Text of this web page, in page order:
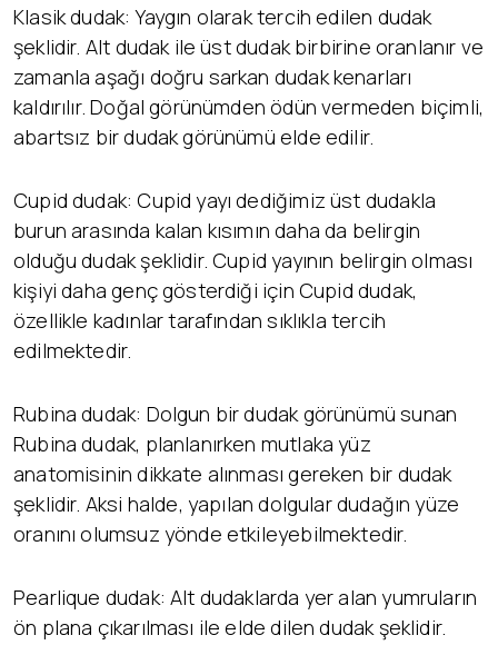
Klasik dudak: Yaygın olarak tercih edilen dudak
şeklidir. Alt dudak ile üst dudak birbirine oranlanır ve
zamanla aşağı doğru sarkan dudak kenarları
kaldırılır. Doğal görünümden ödün vermeden biçimli,
abartsız bir dudak görünümü elde edilir.
Cupid dudak: Cupid yayı dediğimiz üst dudakla
burun arasında kalan kısımın daha da belirgin
olduğu dudak şeklidir. Cupid yayının belirgin olması
kişiyi daha genç gösterdiği için Cupid dudak,
özellikle kadınlar tarafından sıklıkla tercih
edilmektedir.
Rubina dudak: Dolgun bir dudak görünümü sunan
Rubina dudak, planlanırken mutlaka yüz
anatomisinin dikkate alınması gereken bir dudak
şeklidir. Aksi halde, yapılan dolgular dudağın yüze
oranını olumsuz yönde etkileyebilmektedir.
Pearlique dudak: Alt dudaklarda yer alan yumruların
ön plana çıkarılması ile elde dilen dudak şeklidir.